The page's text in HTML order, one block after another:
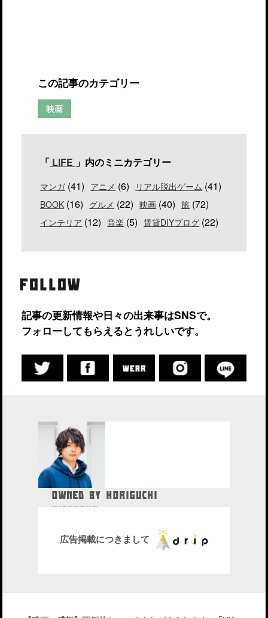
この記事のカテゴリー
映画
「 LIFE 」内のミニカテゴリー
マンガ(41) アニメ (6) リアル脱出ゲーム (41)
BOOK (16) グルメ (22) 映画 (40) 旅 (72)
インテリア (12) 音楽 (5) 賃貸DIYブログ (22)
FOLLOW
記事の更新情報や日々の出来事はSNSで。
フォローしてもらえるとうれしいです。
OWNED BY HORIGUCHI
株式会社drip代表取締役社長
広告掲載につきまして